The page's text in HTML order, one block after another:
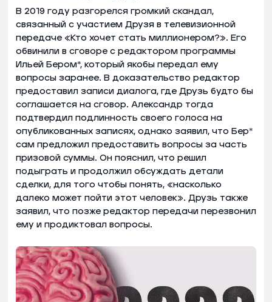
В 2019 году разгорелся громкий скандал,
связанный с участием Друзя в телевизионной
передаче «Кто хочет стать миллионером?». Его
обвинили в сговоре с редактором программы
Ильей Бером*, который якобы передал ему
вопросы заранее. В доказательство редактор
предоставил записи диалога, где Друзь будто бы
соглашается на сговор. Александр тогда
подтвердил подлинность своего голоса на
опубликованных записях, однако заявил, что Бер*
сам предложил предоставить вопросы за часть
призовой суммы. Он пояснил, что решил
подыграть и продолжил обсуждать детали
сделки, для того чтобы понять, «насколько
далеко может пойти этот человек». Друзь также
заявил, что позже редактор передачи перезвонил
ему и продиктовал вопросы.